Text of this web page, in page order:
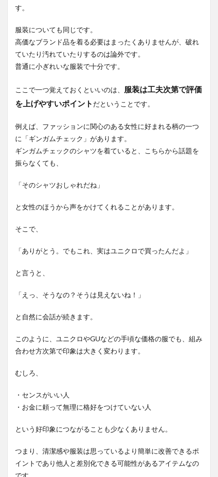
す。
服装についても同じです。
高価なブランド品を着る必要はまったくありませんが、破れ
ていたり汚れていたりするのは論外です。
普通に小ぎれいな服装で十分です。
ここで一つ覚えておくといいのは、 服装は工夫次第で評価
を上げやすいポイント だということです。
例えば、ファッションに関心のある女性に好まれる柄の一つ
に「ギンガムチェック」があります。
ギンガムチェックのシャツを着ていると、こちらから話題を
振らなくても、
「そのシャツおしゃれだね」
と女性のほうから声をかけてくれることがあります。
そこで、
「ありがとう。でもこれ、実はユニクロで買ったんだよ」
と言うと、
「えっ、そうなの？そうは見えないね！」
と自然に会話が続きます。
このように、ユニクロやGUなどの手頃な価格の服でも、組み
合わせ方次第で印象は大きく変わります。
むしろ、
・センスがいい人
・お金に頼って無理に格好をつけていない人
という好印象につながることも少なくありません。
つまり、清潔感や服装は思っているより簡単に改善できるポ
イントであり他人と差別化できる可能性があるアイテムなの
です。